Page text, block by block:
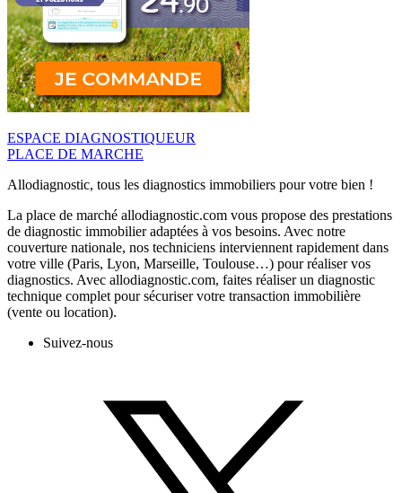
ESPACE DIAGNOSTIQUEUR
PLACE DE MARCHE
Allodiagnostic, tous les diagnostics immobiliers pour votre bien !
La place de marché allodiagnostic.com vous propose des prestations
de diagnostic immobilier adaptées à vos besoins. Avec notre
couverture nationale, nos techniciens interviennent rapidement dans
votre ville (Paris, Lyon, Marseille, Toulouse…) pour réaliser vos
diagnostics. Avec allodiagnostic.com, faites réaliser un diagnostic
technique complet pour sécuriser votre transaction immobilière
(vente ou location).
Suivez-nous